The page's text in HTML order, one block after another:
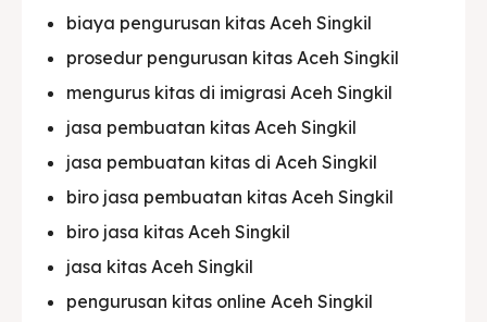
biaya pengurusan kitas Aceh Singkil
prosedur pengurusan kitas Aceh Singkil
mengurus kitas di imigrasi Aceh Singkil
jasa pembuatan kitas Aceh Singkil
jasa pembuatan kitas di Aceh Singkil
biro jasa pembuatan kitas Aceh Singkil
biro jasa kitas Aceh Singkil
jasa kitas Aceh Singkil
pengurusan kitas online Aceh Singkil